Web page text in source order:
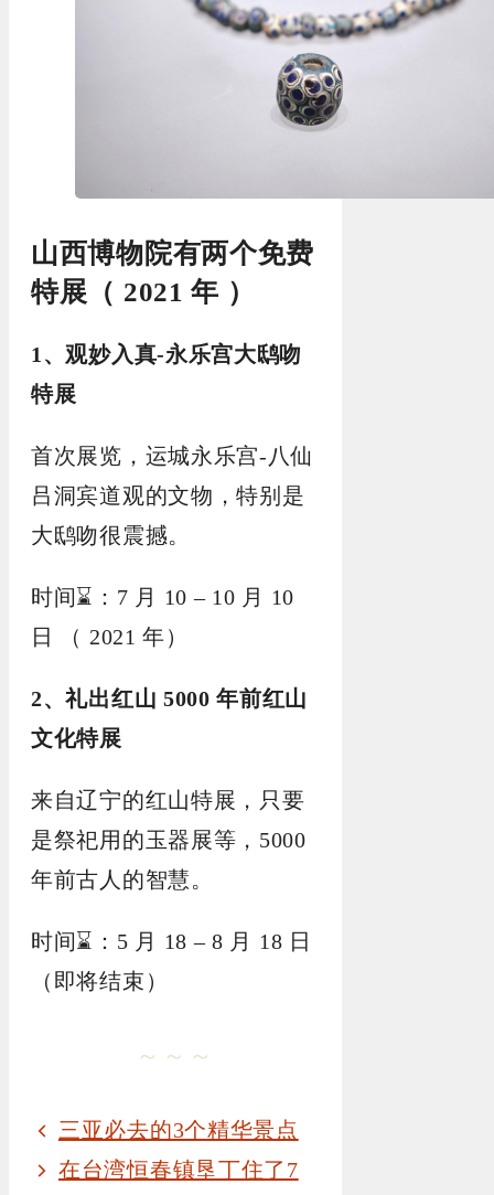
山西博物院有两个免费
特展 （ 2021 年 ）
1、观妙入真-永乐宫大鸱吻
特展
首次展览，运城永乐宫-八仙
吕洞宾道观的文物，特别是
大鸱吻很震撼。
时间⌛️：7 月 10 – 10 月 10
日 （ 2021 年）
2、礼出红山 5000 年前红山
文化特展
来自辽宁的红山特展，只要
是祭祀用的玉器展等，5000
年前古人的智慧。
时间⌛️：5 月 18 – 8 月 18 日
（即将结束）
～～～
三亚必去的3个精华景点
在台湾恒春镇垦丁住了7